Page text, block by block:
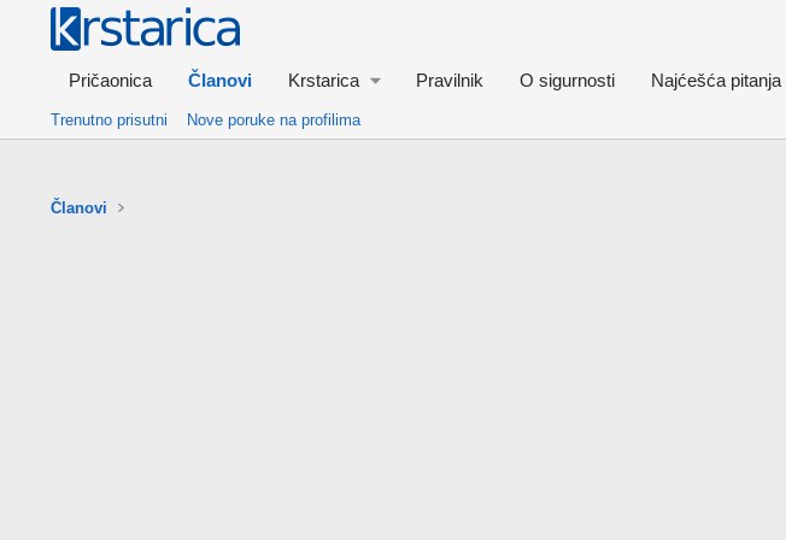
Pričaonica Članovi Krstarica Pravilnik O sigurnosti Najćešća pitanja
Trenutno prisutni Nove poruke na profilima
Članovi